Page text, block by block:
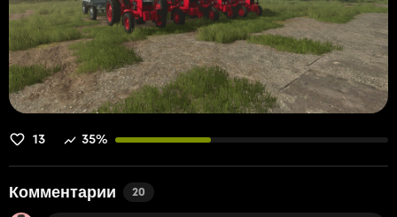
13 35%
Комментарии 20